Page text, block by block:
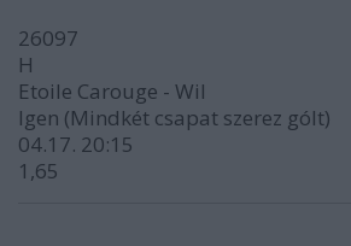
26097
H
Etoile Carouge - Wil
Igen (Mindkét csapat szerez gólt)
04.17. 20:15
1,65